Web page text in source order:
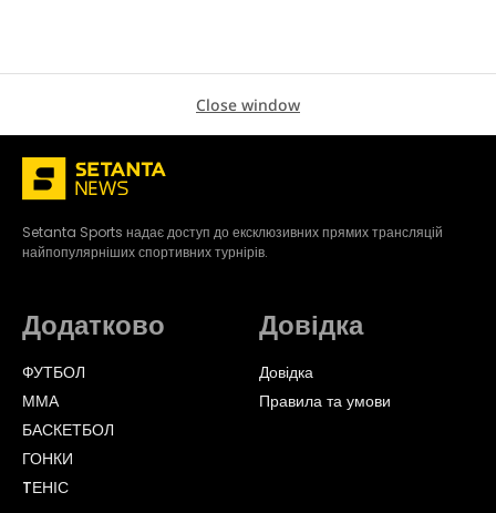
Close window
Setanta Sports надає доступ до ексклюзивних прямих трансляцій
найпопулярніших спортивних турнірів.
Додатково
ФУТБОЛ
ММА
БАСКЕТБОЛ
ГОНКИ
TЕНІС
Довідка
Довідка
Правила та умови